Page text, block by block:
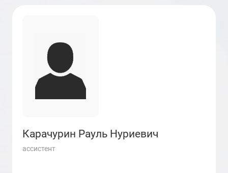
Карачурин Рауль Нуриевич
ассистент